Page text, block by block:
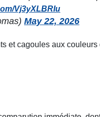
Vj3yXLBRIu
May 22, 2026
et cagoules aux